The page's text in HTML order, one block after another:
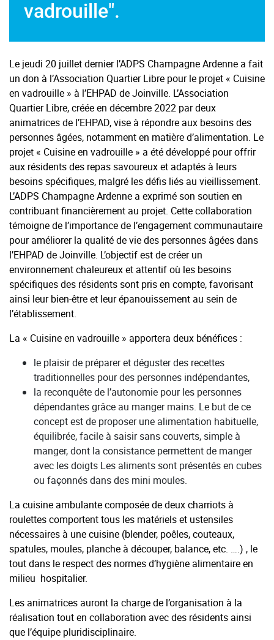
vadrouille".
Le jeudi 20 juillet dernier l’ADPS Champagne Ardenne a fait
un don à l’Association Quartier Libre pour le projet « Cuisine
en vadrouille » à l’EHPAD de Joinville. L’Association
Quartier Libre, créée en décembre 2022 par deux
animatrices de l’EHPAD, vise à répondre aux besoins des
personnes âgées, notamment en matière d’alimentation. Le
projet « Cuisine en vadrouille » a été développé pour offrir
aux résidents des repas savoureux et adaptés à leurs
besoins spécifiques, malgré les défis liés au vieillissement.
L’ADPS Champagne Ardenne a exprimé son soutien en
contribuant financièrement au projet. Cette collaboration
témoigne de l’importance de l’engagement communautaire
pour améliorer la qualité de vie des personnes âgées dans
l’EHPAD de Joinville. L’objectif est de créer un
environnement chaleureux et attentif où les besoins
spécifiques des résidents sont pris en compte, favorisant
ainsi leur bien-être et leur épanouissement au sein de
l’établissement.
La « Cuisine en vadrouille » apportera deux bénéfices :
le plaisir de préparer et déguster des recettes
traditionnelles pour des personnes indépendantes,
la reconquête de l’autonomie pour les personnes
dépendantes grâce au manger mains. Le but de ce
concept est de proposer une alimentation habituelle,
équilibrée, facile à saisir sans couverts, simple à
manger, dont la consistance permettent de manger
avec les doigts Les aliments sont présentés en cubes
ou façonnés dans des mini moules.
La cuisine ambulante composée de deux charriots à
roulettes comportent tous les matériels et ustensiles
nécessaires à une cuisine (blender, poêles, couteaux,
spatules, moules, planche à découper, balance, etc. ….) , le
tout dans le respect des normes d’hygiène alimentaire en
milieu hospitalier.
Les animatrices auront la charge de l’organisation à la
réalisation tout en collaboration avec des résidents ainsi
que l’équipe pluridisciplinaire.